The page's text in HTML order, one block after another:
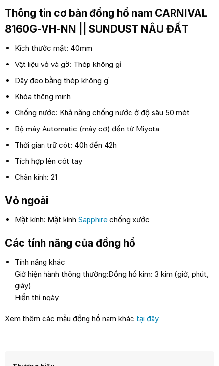
Thông tin cơ bản đồng hồ nam CARNIVAL
8160G-VH-NN || SUNDUST NÂU ĐẤT
Kích thước mặt: 40mm
Vật liệu vỏ và gờ: Thép không gỉ
Dây đeo bằng thép không gỉ
Khóa thông minh
Chống nước: Khả năng chống nước ở độ sâu 50 mét
Bộ máy Automatic (máy cơ) đến từ Miyota
Thời gian trữ cót: 40h đến 42h
Tích hợp lên cót tay
Chân kính: 21
Vỏ ngoài
Mặt kính: Mặt kính Sapphirechống xước
Các tính năng của đồng hồ
Tính năng khác
Giờ hiện hành thông thường:Đồng hồ kim: 3 kim (giờ, phút,
giây)
Hiển thị ngày
Xem thêm các mẫu đồng hồ nam khác tại đây